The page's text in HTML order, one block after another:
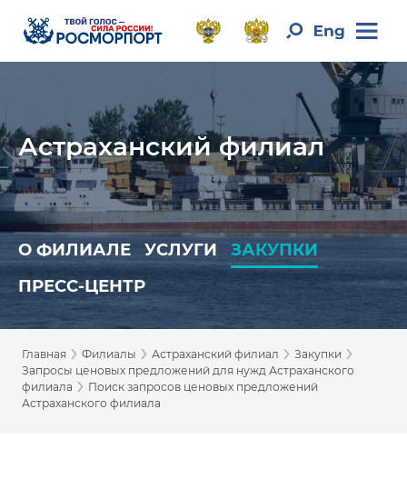
Астраханский филиал
О ФИЛИАЛЕ УСЛУГИ
ЗАКУПКИ
ПРЕСС-ЦЕНТР
Главная › Филиалы › Астраханский филиал › Закупки ›
Запросы ценовых предложений для нужд Астраханского
филиала › Поиск запросов ценовых предложений
Астраханского филиала